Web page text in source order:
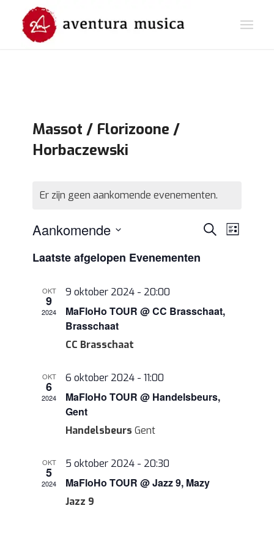
Massot / Florizoone /
Horbaczewski
Er zijn geen aankomende evenementen.
navigatie
Zoeken
Lijst
Aankomende
een
Laatste afgelopen Evenementen
OKT
9
2024
9 oktober 2024 - 20:00
MaFloHo TOUR @ CC Brasschaat,
Brasschaat
CC Brasschaat
OKT
6
2024
6 oktober 2024 - 11:00
MaFloHo TOUR @ Handelsbeurs,
Gent
HandelsbeursGent
OKT
5
2024
5 oktober 2024 - 20:30
MaFloHo TOUR @ Jazz 9, Mazy
Jazz 9